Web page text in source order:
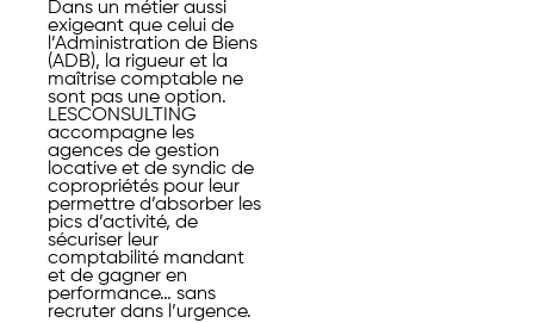
Dans un métier aussi
exigeant que celui de
l’Administration de Biens
(ADB), la rigueur et la
maîtrise comptable ne
sont pas une option.
LESCONSULTING
accompagne les
agences de gestion
locative et de syndic de
copropriétés pour leur
permettre d’absorber les
pics d’activité, de
sécuriser leur
comptabilité mandant
et de gagner en
performance… sans
recruter dans l’urgence.